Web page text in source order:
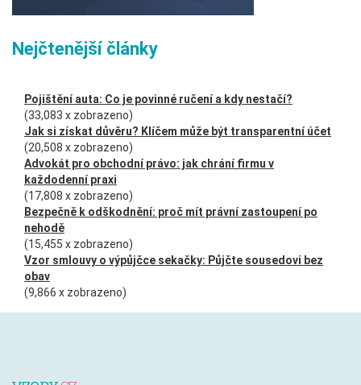
Nejčtenější články
Pojištění auta: Co je povinné ručení a kdy nestačí?
(33,083 x zobrazeno)
Jak si získat důvěru? Klíčem může být transparentní účet
(20,508 x zobrazeno)
Advokát pro obchodní právo: jak chrání firmu v
každodenní praxi
(17,808 x zobrazeno)
Bezpečně k odškodnění: proč mít právní zastoupení po
nehodě
(15,455 x zobrazeno)
Vzor smlouvy o výpůjčce sekačky: Půjčte sousedovi bez
obav
(9,866 x zobrazeno)